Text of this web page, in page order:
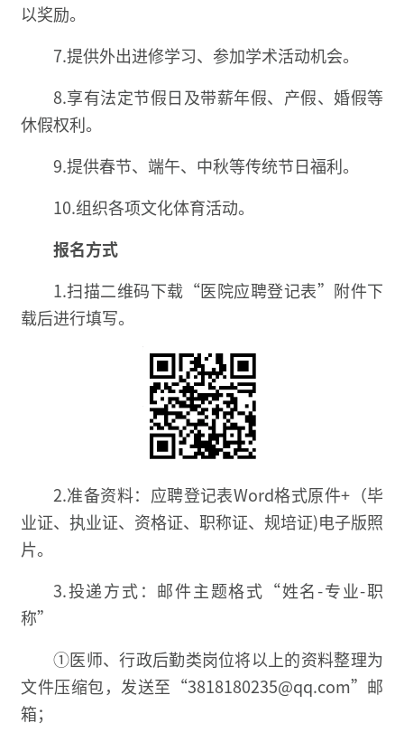
以奖励。
7.提供外出进修学习、参加学术活动机会。
8.享有法定节假日及带薪年假、产假、婚假等
休假权利。
9.提供春节、端午、中秋等传统节日福利。
10.组织各项文化体育活动。
报名方式
1.扫描二维码下载“医院应聘登记表”附件下
载后进行填写。
2.准备资料：应聘登记表Word格式原件+（毕
业证、执业证、资格证、职称证、规培证)电子版照
片。
3.投递方式：邮件主题格式“姓名-专业-职
称”
①医师、行政后勤类岗位将以上的资料整理为
文件压缩包，发送至“3818180235@qq.com”邮
箱；